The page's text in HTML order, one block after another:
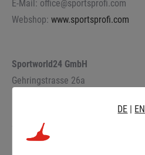
E-Mail: office@sportsprofi.com
Webshop: www.sportsprofi.com
Sportworld24 GmbH
Gehringstrasse 26a
E-Mail: info@sportworld24.de
Webshop:
DE | EN